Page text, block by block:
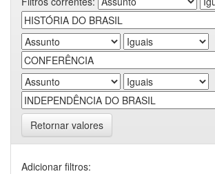
Retornar valores
Adicionar filtros: